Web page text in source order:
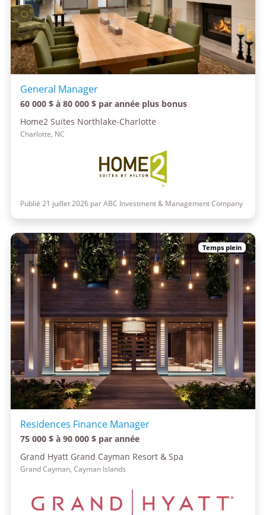
General Manager
60 000 $ à 80 000 $ par année plus bonus
Home2 Suites Northlake-Charlotte
Charlotte, NC
Publié 21 juillet 2026 par ABC Investment & Management Company
Temps plein
Residences Finance Manager
75 000 $ à 90 000 $ par année
Grand Hyatt Grand Cayman Resort & Spa
Grand Cayman, Cayman Islands